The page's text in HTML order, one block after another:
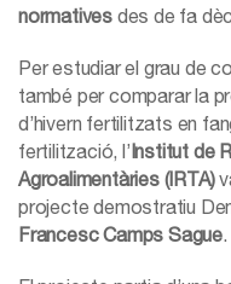
normatives des de fa
Per estudiar el grau de
també per comparar la
d’hivern fertilitzats en
fertilització, l’Institut de
Agroalimentàries (IRTA)
projecte demostratiu
Francesc Camps Sague.